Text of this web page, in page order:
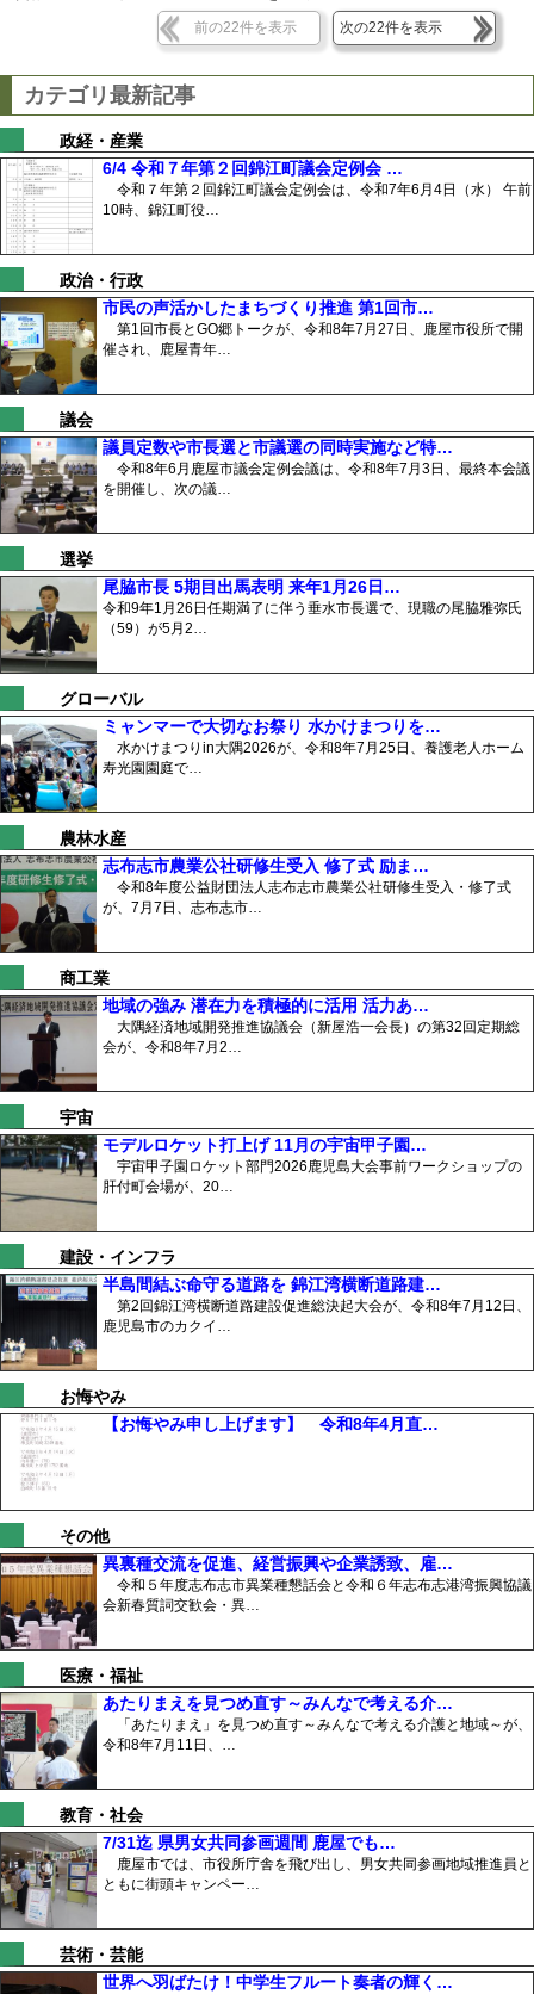
前の22件を表示 次の22件を表示
カテゴリ最新記事
政経・産業
6/4 令和７年第２回錦江町議会定例会 …
令和７年第２回錦江町議会定例会は、令和7年6月4日（水） 午前
10時、錦江町役…
政治・行政
市民の声活かしたまちづくり推進 第1回市…
第1回市長とGO郷トークが、令和8年7月27日、鹿屋市役所で開
催され、鹿屋青年…
議会
議員定数や市長選と市議選の同時実施など特…
令和8年6月鹿屋市議会定例会議は、令和8年7月3日、最終本会議
を開催し、次の議…
選挙
尾脇市長 5期目出馬表明 来年1月26日…
令和9年1月26日任期満了に伴う垂水市長選で、現職の尾脇雅弥氏
（59）が5月2…
グローバル
ミャンマーで大切なお祭り 水かけまつりを…
水かけまつりin大隅2026が、令和8年7月25日、養護老人ホーム
寿光園園庭で…
農林水産
志布志市農業公社研修生受入 修了式 励ま…
令和8年度公益財団法人志布志市農業公社研修生受入・修了式
が、7月7日、志布志市…
商工業
地域の強み 潜在力を積極的に活用 活力あ…
大隅経済地域開発推進協議会（新屋浩一会長）の第32回定期総
会が、令和8年7月2…
宇宙
モデルロケット打上げ 11月の宇宙甲子園…
宇宙甲子園ロケット部門2026鹿児島大会事前ワークショップの
肝付町会場が、20…
建設・インフラ
半島間結ぶ命守る道路を 錦江湾横断道路建…
第2回錦江湾横断道路建設促進総決起大会が、令和8年7月12日、
鹿児島市のカクイ…
お悔やみ
【お悔やみ申し上げます】 令和8年4月直…
その他
異裏種交流を促進、経営振興や企業誘致、雇…
令和５年度志布志市異業種懇話会と令和６年志布志港湾振興協議
会新春質詞交歓会・異…
医療・福祉
あたりまえを見つめ直す～みんなで考える介…
「あたりまえ」を見つめ直す～みんなで考える介護と地域～が、
令和8年7月11日、…
教育・社会
7/31迄 県男女共同参画週間 鹿屋でも…
鹿屋市では、市役所庁舎を飛び出し、男女共同参画地域推進員と
ともに街頭キャンペー…
芸術・芸能
世界へ羽ばたけ！中学生フルート奏者の輝く…